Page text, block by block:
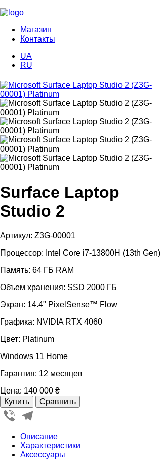
Магазин
Контакты
UA
RU
Surface Laptop
Studio 2
Артикул: Z3G-00001
Процессор: Intel Core i7-13800H (13th Gen)
Память: 64 ГБ RAM
Объем хранения: SSD 2000 ГБ
Экран: 14.4" PixelSense™ Flow
Графика: NVIDIA RTX 4060
Цвет: Platinum
Windows 11 Home
Гарантия: 12 месяцев
Цена: 140 000 ₴
Viber
Описание
Характеристики
Аксессуары